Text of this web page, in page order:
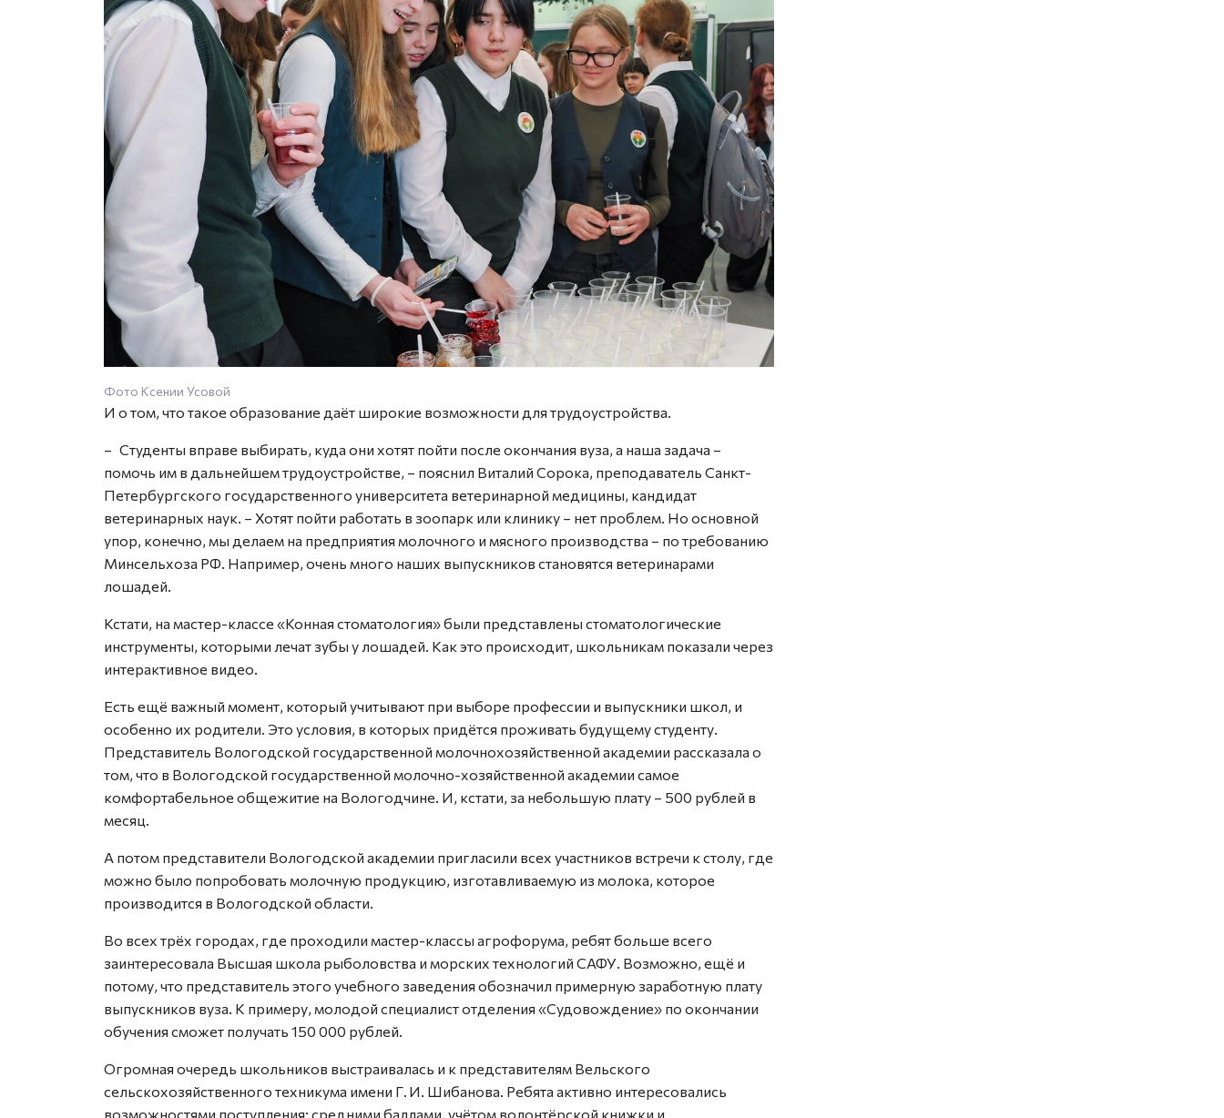
Фото Ксении Усовой
И о том, что такое образование даёт широкие возможности для трудоустройства.
– Студенты вправе выбирать, куда они хотят пойти после окончания вуза, а наша задача –
помочь им в дальнейшем трудоустройстве, – пояснил Виталий Сорока, преподаватель Санкт-
Петербургского государственного университета ветеринарной медицины, кандидат
ветеринарных наук. – Хотят пойти работать в зоопарк или клинику – нет проблем. Но основной
упор, конечно, мы делаем на предприятия молочного и мясного производства – по требованию
Минсельхоза РФ. Например, очень много наших выпускников становятся ветеринарами
лошадей.
Кстати, на мастер-классе «Конная стоматология» были представлены стоматологические
инструменты, которыми лечат зубы у лошадей. Как это происходит, школьникам показали через
интерактивное видео.
Есть ещё важный момент, который учитывают при выборе профессии и выпускники школ, и
особенно их родители. Это условия, в которых придётся проживать будущему студенту.
Представитель Вологодской государственной молочнохозяйственной академии рассказала о
том, что в Вологодской государственной молочно-хозяйственной академии самое
комфортабельное общежитие на Вологодчине. И, кстати, за небольшую плату – 500 рублей в
месяц.
А потом представители Вологодской академии пригласили всех участников встречи к столу, где
можно было попробовать молочную продукцию, изготавливаемую из молока, которое
производится в Вологодской области.
Во всех трёх городах, где проходили мастер-классы агрофорума, ребят больше всего
заинтересовала Высшая школа рыболовства и морских технологий САФУ. Возможно, ещё и
потому, что представитель этого учебного заведения обозначил примерную заработную плату
выпускников вуза. К примеру, молодой специалист отделения «Судовождение» по окончании
обучения сможет получать 150 000 рублей.
Огромная очередь школьников выстраивалась и к представителям Вельского
сельскохозяйственного техникума имени Г. И. Шибанова. Ребята активно интересовались
возможностями поступления: средними баллами, учётом волонтёрской книжки и